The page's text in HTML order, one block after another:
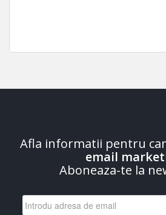
Afla informatii pentru
email
Aboneaza-te la